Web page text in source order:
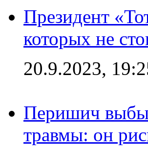
Президент
которых не
20.9.2023,
Перишич
травмы: он